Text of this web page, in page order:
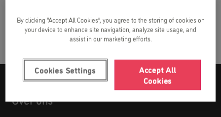
Kids&Us Gerpinnes
Over ons
By clicking “Accept All Cookies”, you agree to the storing of cookies on
your device to enhance site navigation, analyze site usage, and
assist in our marketing efforts.
Accept All
Cookies
Cookies Settings